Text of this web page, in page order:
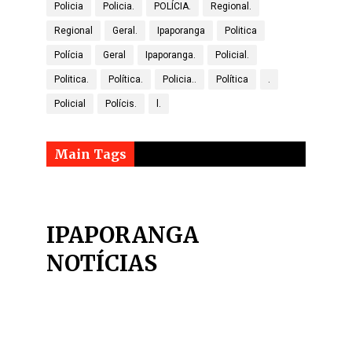
Policia Policia. POLÍCIA. Regional.
Regional Geral. Ipaporanga Politica
Polícia Geral Ipaporanga. Policial.
Politica. Política. Policia.. Política .
Policial Polícis. l.
Main Tags
IPAPORANGA
NOTÍCIAS